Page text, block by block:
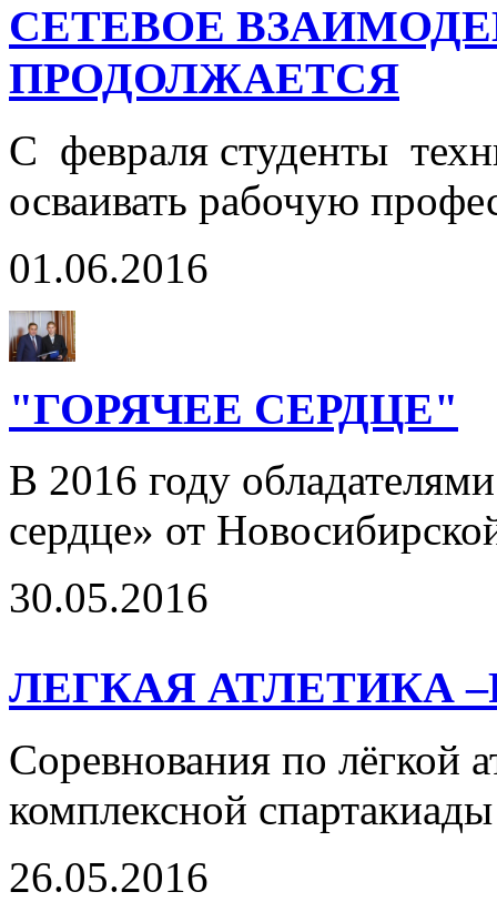
СЕТЕВОЕ
ПРОДОЛЖАЕТСЯ
С февраля студенты
осваивать рабочую
01.06.2016
"ГОРЯЧЕЕ СЕРДЦЕ"
В 2016 году
сердце» от
30.05.2016
ЛЕГКАЯ АТЛЕТИКА
Соревнования по лёгкой
комплексной
26.05.2016